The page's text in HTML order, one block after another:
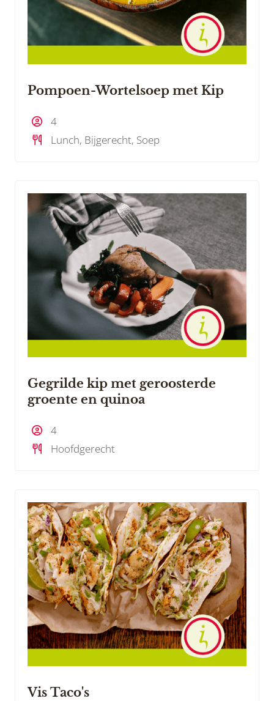
Pompoen-Wortelsoep met Kip
4
Lunch, Bijgerecht, Soep
Gegrilde kip met geroosterde
groente en quinoa
4
Hoofdgerecht
Vis Taco's